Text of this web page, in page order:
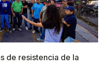
de resistencia de la